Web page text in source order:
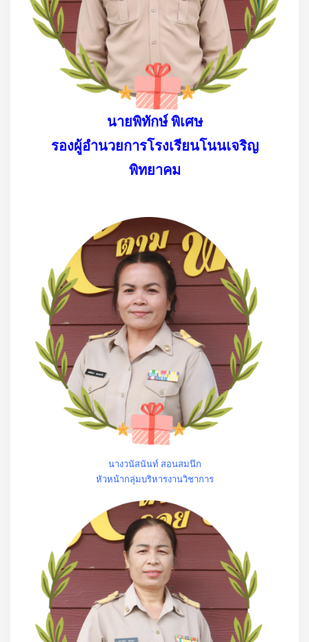
นายพิทักษ์ พิเศษ
รองผู้อำนวยการโรงเรียนโนนเจริญ
พิทยาคม
นางวนัสนันท์ สอนสมนึก
หัวหน้ากลุ่มบริหารงานวิชาการ